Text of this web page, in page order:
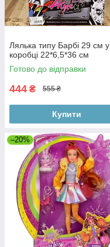
Лялька типу Барбі 29 см у
коробці 22*6,5*36 см
Готово до відправки
444 ₴ 555 ₴
Купити
–20%